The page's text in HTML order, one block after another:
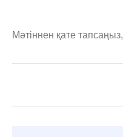
Мәтіннен қате тапсаңыз,